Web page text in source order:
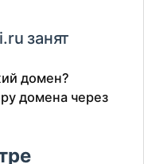
занят
домен?
домена через